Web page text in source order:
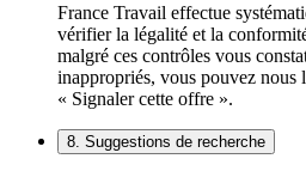
France Travail effectue
vérifier la légalité et la
malgré ces contrôles vous
inappropriés, vous pouvez nous
« Signaler cette offre ».
8. Suggestions de recherche